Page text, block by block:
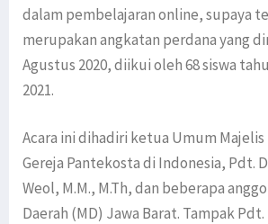
dalam pembelajaran online, supaya
merupakan angkatan perdana yang
Agustus 2020, diikui oleh 68 siswa
2021.
Acara ini dihadiri ketua Umum Majelis
Gereja Pantekosta di Indonesia, Pdt.
Weol, M.M., M.Th, dan beberapa
Daerah (MD) Jawa Barat. Tampak